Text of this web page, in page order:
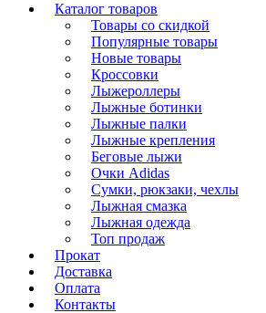
Каталог товаров
Товары со скидкой
Популярные товары
Новые товары
Кроссовки
Лыжероллеры
Лыжные ботинки
Лыжные палки
Лыжные крепления
Беговые лыжи
Очки Adidas
Сумки, рюкзаки, чехлы
Лыжная смазка
Лыжная одежда
Топ продаж
Прокат
Доставка
Оплата
Контакты